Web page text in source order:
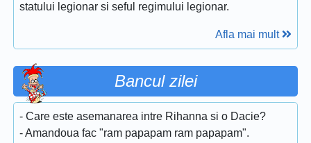
statului legionar si seful regimului legionar.
Afla mai mult
Bancul zilei
- Care este asemanarea intre Rihanna si o Dacie?
- Amandoua fac "ram papapam ram papapam".